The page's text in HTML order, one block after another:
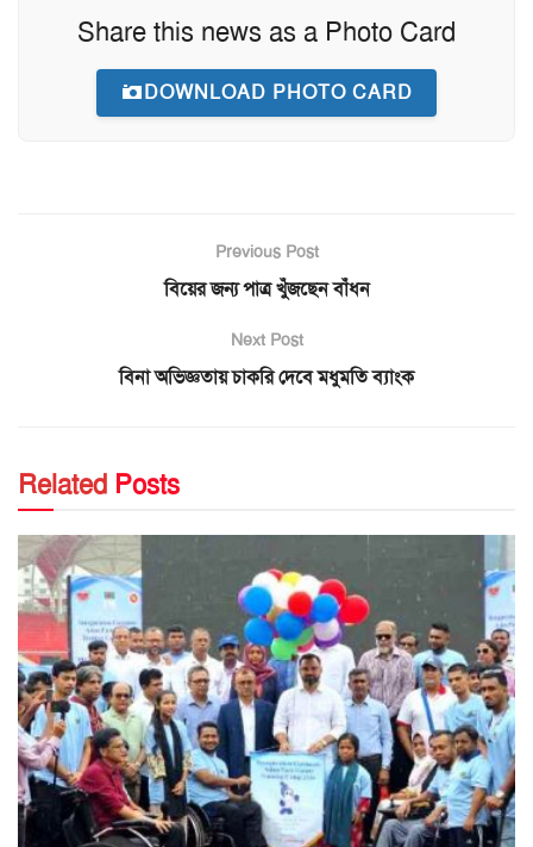
Share this news as a Photo Card
DOWNLOAD PHOTO CARD
Previous Post
বিয়ের জন্য পাত্র খুঁজছেন বাঁধন
Next Post
বিনা অভিজ্ঞতায় চাকরি দেবে মধুমতি ব্যাংক
Related Posts